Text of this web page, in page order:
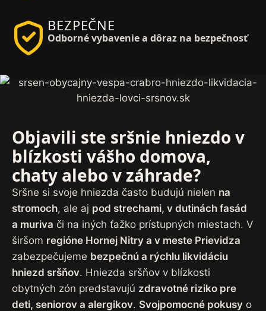
BEZPEČNE
Odborné vybavenie a dôraz na bezpečnosť
Objavili ste sršnie hniezdo v
blízkosti vášho domova,
chaty alebo v záhrade?
Sršne si svoje hniezda často budujú nielen na
stromoch, ale aj pod strechami, v dutinách fasád
a muriva či na iných ťažko prístupných miestach. V
širšom regióne Hornej Nitry a v meste Prievidza
zabezpečujeme bezpečnú a rýchlu likvidáciu
hniezd sršňov. Hniezda sršňov v blízkosti
obytných zón predstavujú zdravotné riziko pre
deti, seniorov a alergikov. Svojpomocné pokusy o